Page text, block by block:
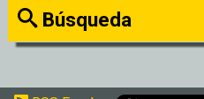
Búsqueda